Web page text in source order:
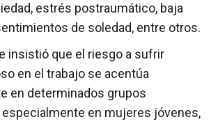
estrés postraumático, baja
de soledad, entre otros.
insistió que el riesgo a sufrir
en el trabajo se acentúa
en determinados grupos
en mujeres jóvenes,